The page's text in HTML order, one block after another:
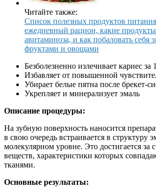
Читайте также:
Список полезных продуктов
ежедневный рацион, какие
авитаминоза, и как побаловать себя
фруктами и овощами
Безболезненно излечивает кариес за
Избавляет от повышенной
Убирает белые пятна после брекет-
Укрепляет и минерализует эмаль
Описание процедуры:
На зубную поверхность наносится
в свою очередь встраивается в структуру
молекулярном уровне. Это достигается за
веществ, характеристики которых
тканями.
Основные результаты: